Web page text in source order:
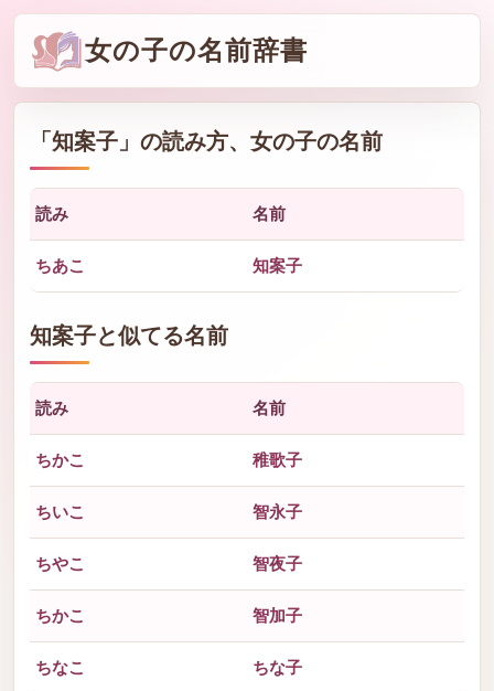
女の子の名前辞書
「知案子 」の読み方、女の子の名前
読み 名前
ちあこ 知案子
知案子と似てる名前
読み 名前
ちかこ 稚歌子
ちいこ 智永子
ちやこ 智夜子
ちかこ 智加子
ちなこ ちな子